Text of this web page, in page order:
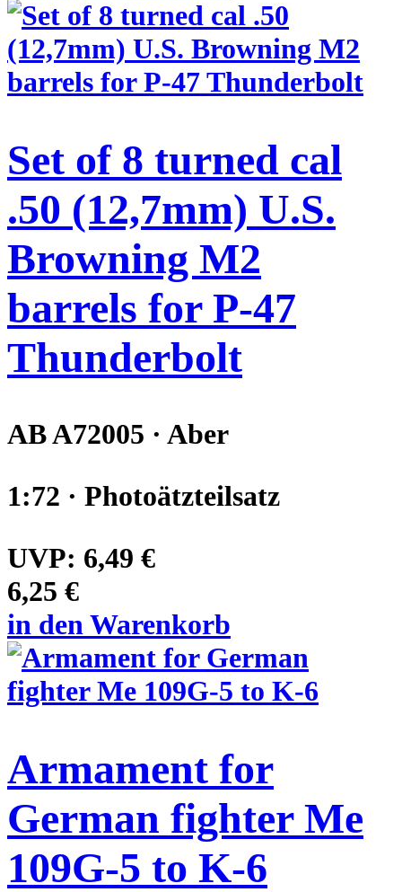
Set of 8 turned cal
.50 (12,7mm) U.S.
Browning M2
barrels for P-47
Thunderbolt
AB A72005 · Aber
1:72 · Photoätzteilsatz
UVP: 6,49 €
6,25 €
in den Warenkorb
Armament for
German fighter Me
109G-5 to K-6